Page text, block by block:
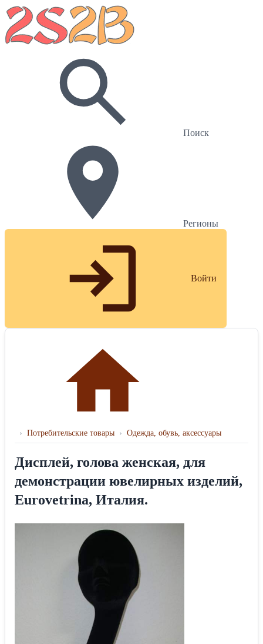
Поиск
Регионы
Войти
› Потребительские товары › Одежда, обувь, аксессуары
Дисплей, голова женская, для
демонстрации ювелирных изделий,
Eurovetrina, Италия.